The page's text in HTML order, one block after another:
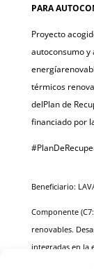
PARA
Proyecto
autoconsumo y
térmicos
delPlan de
financiado por
Beneficiario:
Componente
renovables.
integradas en la
Inversión total: